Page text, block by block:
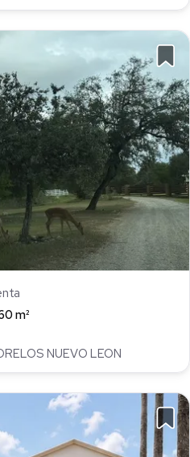
m²
NUEVO LEON